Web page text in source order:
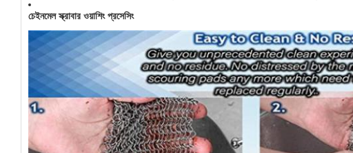
চেইনমেল স্ক্রাবার ওয়াশিং প্রসেসিং